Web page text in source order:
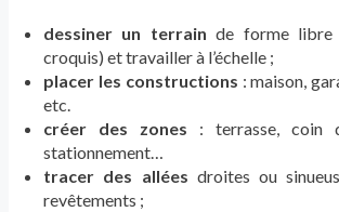
dessiner un terrain de forme libre
croquis) et travailler à l’échelle ;
placer les constructions : maison,
etc.
créer des zones : terrasse, coin
stationnement…
tracer des allées droites ou
revêtements ;